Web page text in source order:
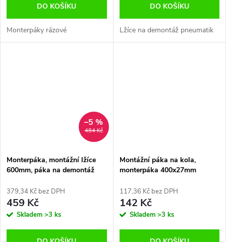
DO KOŠÍKU
Monterpáky rázové
DO KOŠÍKU
Lžíce na demontáž pneumatik
484 Kč
–5 %
Monterpáka, montážní lžíce
600mm, páka na demontáž
379,34 Kč bez DPH
459 Kč
Skladem >3 ks
Montážní páka na kola,
monterpáka 400x27mm
117,36 Kč bez DPH
142 Kč
Skladem >3 ks